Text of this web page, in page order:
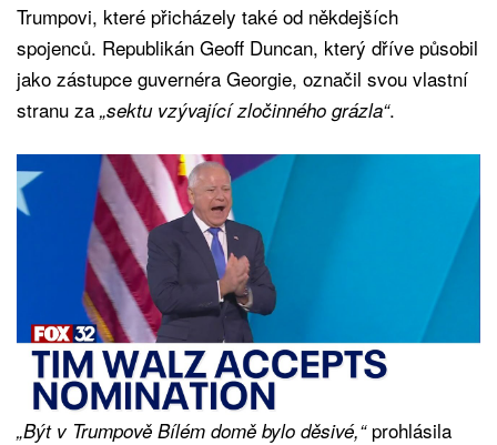
Trumpovi, které přicházely také od někdejších
spojenců. Republikán Geoff Duncan, který dříve působil
jako zástupce guvernéra Georgie, označil svou vlastní
stranu za „sektu vzývající zločinného grázla“.
„Být v Trumpově Bílém domě bylo děsivé,“prohlásila